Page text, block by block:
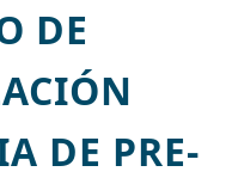
DE
DE PRE-